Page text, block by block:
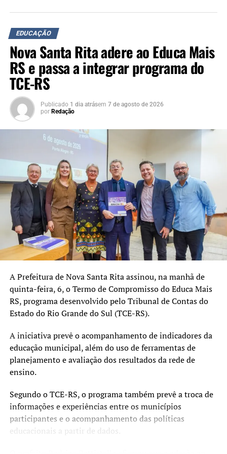
EDUCAÇÃO
Nova Santa Rita adere ao Educa Mais
RS e passa a integrar programa do
TCE-RS
Publicado 1 dia atrásem 7 de agosto de 2026
por Redação
A Prefeitura de Nova Santa Rita assinou, na manhã de
quinta-feira, 6, o Termo de Compromisso do Educa Mais
RS, programa desenvolvido pelo Tribunal de Contas do
Estado do Rio Grande do Sul (TCE-RS).
A iniciativa prevê o acompanhamento de indicadores da
educação municipal, além do uso de ferramentas de
planejamento e avaliação dos resultados da rede de
ensino.
Segundo o TCE-RS, o programa também prevê a troca de
informações e experiências entre os municípios
participantes e o acompanhamento das políticas
educacionais a partir de dados.